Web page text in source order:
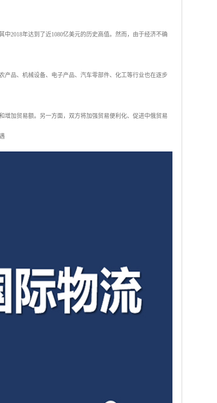
中2018年达到了近1080亿美元的历史高值。然而，由于经济不确
品、机械设备、电子产品、汽车零部件、化工等行业也在逐步
加贸易额。另一方面，双方将加强贸易便利化、促进中俄贸易